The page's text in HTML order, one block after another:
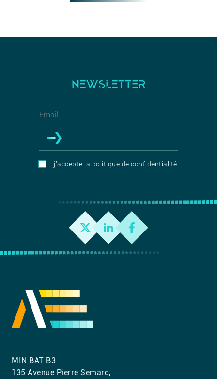
NEWSLETTER
j'accepte la politique de confidentialité.
MIN BAT B3
135 Avenue Pierre Semard,